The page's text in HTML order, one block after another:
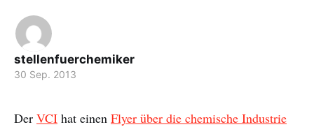
stellenfuerchemiker
30 Sep. 2013
Der VCI hat einen Flyer über die chemische Industrie